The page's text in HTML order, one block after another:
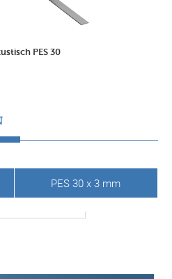
PES 30
PES 30 x 3 mm